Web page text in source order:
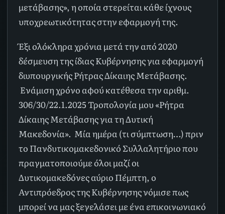
μετάβασης», η οποία στερείται κάθε ίχνους
υποχρεωτικότητας στην εφαρμογή της.
Έξι ολόκληρα χρόνια μετά την από 2020
δέσμευση της ίδιας Κυβέρνησης για εφαρμογή
διυπουργικής Ρήτρας Δίκαιης Μετάβασης.
Ενάμιση χρόνο αφού κατέθεσα την αριθμ.
306/30/22.1.2025 Τροπολογία μου «Ρήτρα
Δίκαιης Μετάβασης για τη Δυτική
Μακεδονία». Μία ημέρα (τι σύμπτωση…) πριν
το Πανδυτικομακεδονικό Συλλαλητήριο που
πραγματοποιούμε όλοι μαζί οι
Δυτικομακεδόνες αύριο Πέμπτη, ο
Αντιπρόεδρος της Κυβέρνησης νόμισε πως
μπορεί να μας ξεγελάσει με ένα επικοινωνιακό